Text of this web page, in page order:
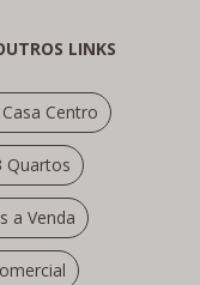
LINKS
Centro
Quartos
a Venda